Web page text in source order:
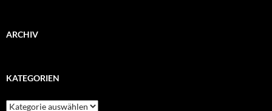
ARCHIV
KATEGORIEN
Kategorien